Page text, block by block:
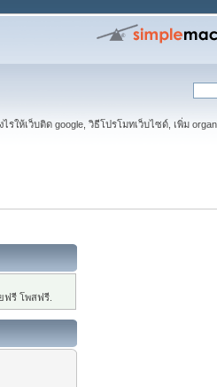
ไรให้เว็บติด google, วิธีโปรโมทเว็บไซด์, เพิ่ม
ฟรี โพสฟรี.